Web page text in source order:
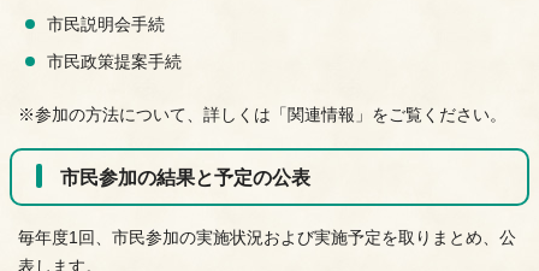
市民説明会手続
市民政策提案手続
※参加の方法について、詳しくは「関連情報」をご覧ください。
市民参加の結果と予定の公表
毎年度1回、市民参加の実施状況および実施予定を取りまとめ、公
表します。